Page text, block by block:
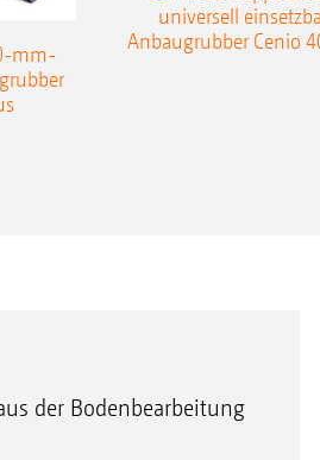
mm-
universell
Anbaugrubber Cenio
der Bodenbearbeitung